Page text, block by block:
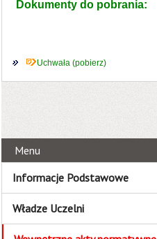
Dokumenty do pobrania:
Uchwała (pobierz)
Menu
Informacje Podstawowe
Władze Uczelni